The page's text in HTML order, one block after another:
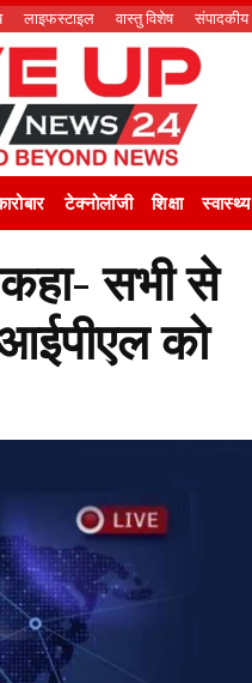
लाइफस्टाइल वास्तु विशेष संपादकीय
टेक्नोलॉजी शिक्षा स्वास्थ्य
सभी से
को